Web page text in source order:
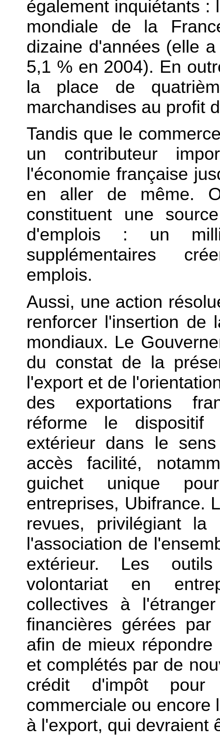
également inquiétants :
mondiale de la
dizaine d'années (elle
5,1 % en 2004). En
la place de
marchandises au profit
Tandis que le
un contributeur
l'économie française
en aller de même.
constituent une
d'emplois : un
supplémentaires
emplois.
Aussi, une action
renforcer l'insertion de
mondiaux. Le
du constat de la
l'export et de
des exportations
réforme le dispositif
extérieur dans le
accès facilité,
guichet unique
entreprises, Ubifrance.
revues, privilégiant la
l'association de
extérieur. Les
volontariat en
collectives à
financières gérées
afin de mieux
et complétés par de
crédit d'impôt pour
commerciale ou encore
à l'export, qui devraient